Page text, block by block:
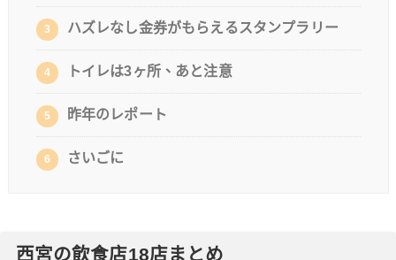
3 ハズレなし金券がもらえるスタンプラリー
4 トイレは3ヶ所、あと注意
5 昨年のレポート
6 さいごに
西宮の飲食店18店まとめ